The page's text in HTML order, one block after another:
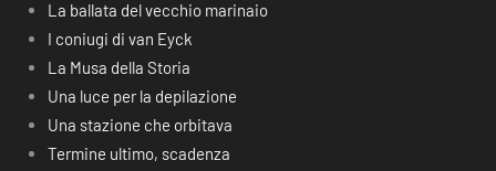
La ballata del vecchio marinaio
I coniugi di van Eyck
La Musa della Storia
Una luce per la depilazione
Una stazione che orbitava
Termine ultimo, scadenza